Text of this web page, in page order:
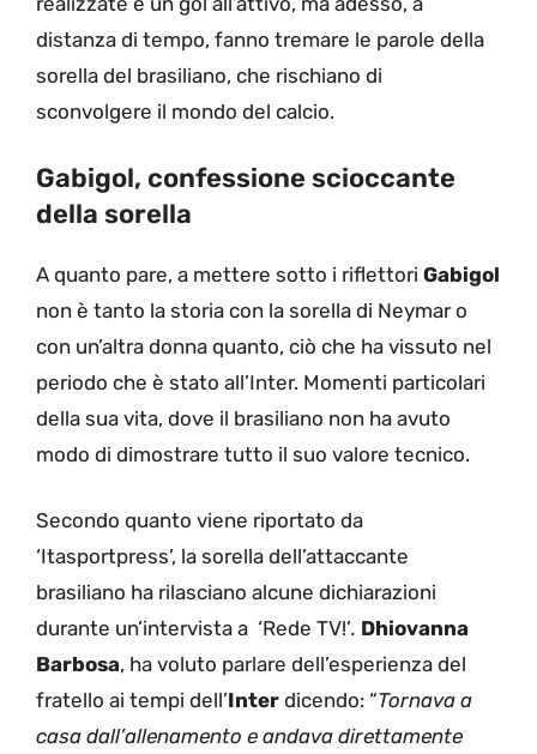
distanza di tempo, fanno tremare le parole della
sorella del brasiliano, che rischiano di
sconvolgere il mondo del calcio.
Gabigol, confessione scioccante
della sorella
A quanto pare, a mettere sotto i riflettori Gabigol
non è tanto la storia con la sorella di Neymar o
con un’altra donna quanto, ciò che ha vissuto nel
periodo che è stato all’Inter. Momenti particolari
della sua vita, dove il brasiliano non ha avuto
modo di dimostrare tutto il suo valore tecnico.
Secondo quanto viene riportato da
‘Itasportpress’, la sorella dell’attaccante
brasiliano ha rilasciano alcune dichiarazioni
durante un’intervista a ‘Rede TV!’. Dhiovanna
Barbosa, ha voluto parlare dell’esperienza del
fratello ai tempi dell’Inter dicendo: “Tornava a
casa dall’allenamento e andava direttamente